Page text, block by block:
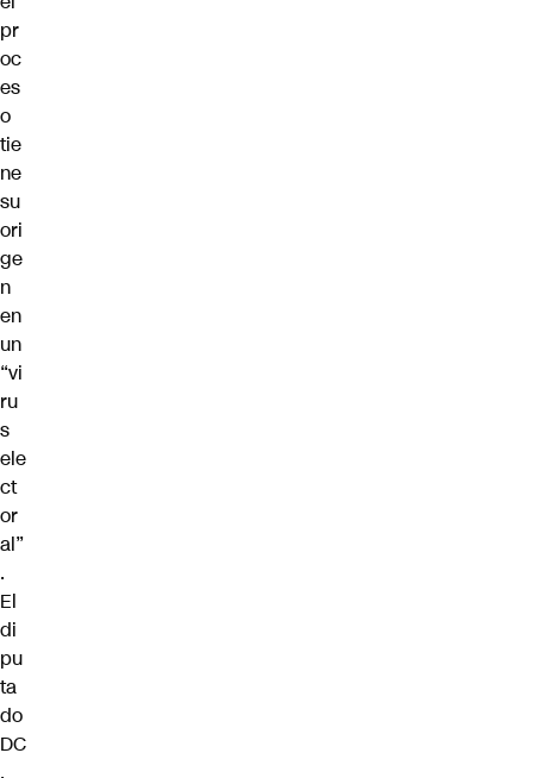
pr
oc
es
o
tie
ne
su
ori
ge
n
en
un
“vi
ru
s
ele
ct
or
al”
.
El
di
pu
ta
do
DC
,